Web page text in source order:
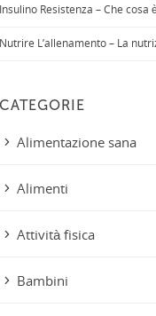
Insulino Resistenza – Che cosa
Nutrire L’allenamento – La
CATEGORIE
Alimentazione sana
Alimenti
Attività fisica
Bambini